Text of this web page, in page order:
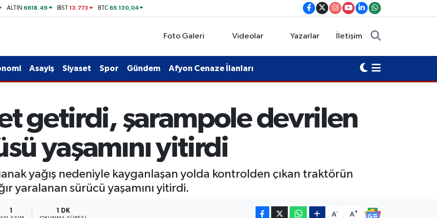
ALTIN 6618.49 BİST13.773 BTC 65.130,04
Foto Galeri Videolar Yazarlar İletişim
Asayiş Siyaset Spor Gündem Afyon Cenaze İlanları
getirdi, şarampole devrilen
yaşamını yitirdi
yağış nedeniyle kayganlaşan yolda kontrolden çıkan traktörün
yaralanan sürücü yaşamını yitirdi.
1 DK A- A+